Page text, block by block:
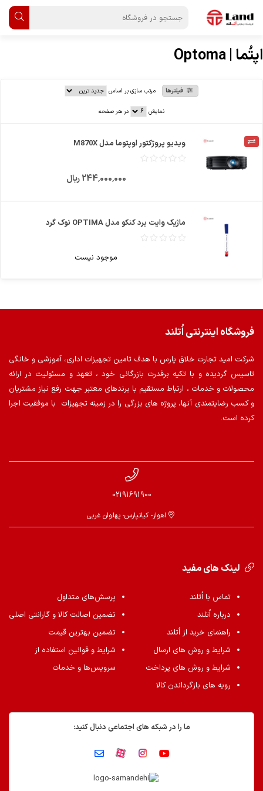
اپتُما | Optoma
فیلترها مرتب سازی بر اساس
نمایش در هر صفحه
ویدیو پروژکتور اوپتوما مدل M870X
244٬000٬000 ریال
ماژیک وایت برد کنکو مدل OPTIMA نوک گرد
موجود نیست
فروشگاه اینترنتی اُتلند
شرکت امید تجارت خلاق پارس با هدف تامین تجهیزات اداری، آموزشی و خانگی
تاسیس گردیده و با تکیه برقدرت بازرگانی خود ، تعهد و مسئولیت در ارائه
محصولات و خدمات ، ارتباط مستقیم با برندهای معتبر جهت رفع نیاز مشتریان
و کسب رضایتمندی آنها، پروژه های بزرگی را در زمینه تجهیزات با موفقیت اجرا
کرده است.
02191691900
اهواز- کیانپارس- پهلوان غربی
لینک های مفید
تماس با اُتلند
درباره اُتلند
راهنمای خرید از اُتلند
شرایط و روش های ارسال
شرایط و روش های پرداخت
رویه های بازگرداندن کالا
پرسش‌های متداول
تضمین اصالت کالا و گارانتی اصلی
تضمین بهترین قیمت
شرایط و قوانین استفاده از
سرویس‌ها و خدمات
ما را در شبکه های اجتماعی دنبال کنید: